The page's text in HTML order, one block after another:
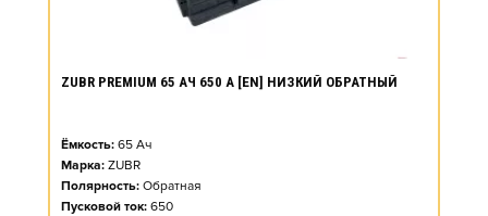
ZUBR PREMIUM 65 АЧ 650 А [EN] НИЗКИЙ ОБРАТНЫЙ
Ёмкость: 65 Ач
Марка: ZUBR
Полярность: Обратная
Пусковой ток: 650